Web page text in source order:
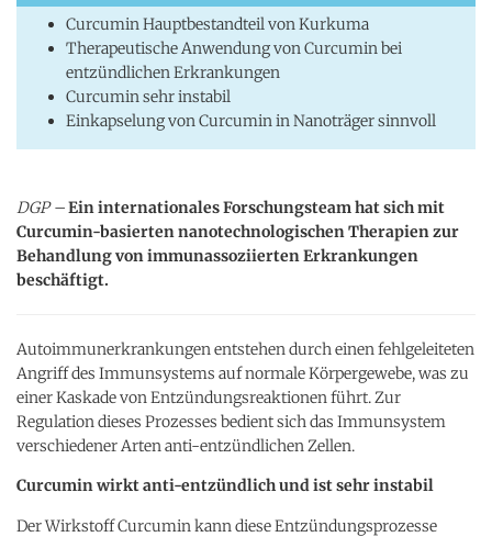
Curcumin Hauptbestandteil von Kurkuma
Therapeutische Anwendung von Curcumin bei
entzündlichen Erkrankungen
Curcumin sehr instabil
Einkapselung von Curcumin in Nanoträger sinnvoll
DGP –Ein internationales Forschungsteam hat sich mit
Curcumin-basierten nanotechnologischen Therapien zur
Behandlung von immunassoziierten Erkrankungen
beschäftigt.
Autoimmunerkrankungen entstehen durch einen fehlgeleiteten
Angriff des Immunsystems auf normale Körpergewebe, was zu
einer Kaskade von Entzündungsreaktionen führt. Zur
Regulation dieses Prozesses bedient sich das Immunsystem
verschiedener Arten anti-entzündlichen Zellen.
Curcumin wirkt anti-entzündlich und ist sehr instabil
Der Wirkstoff Curcumin kann diese Entzündungsprozesse